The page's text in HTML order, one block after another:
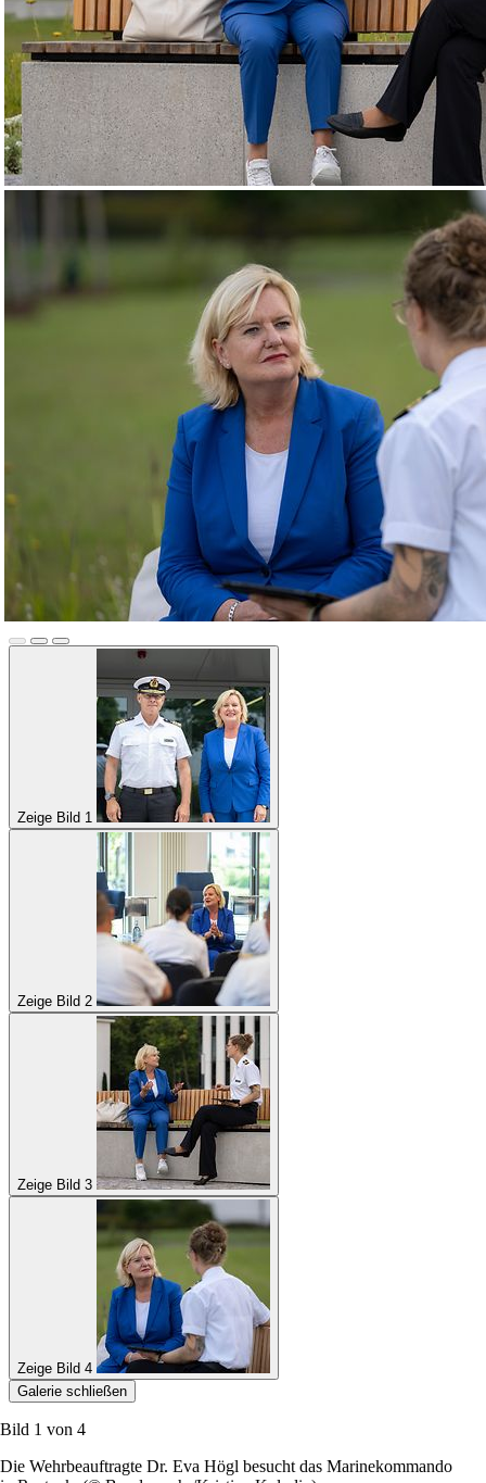
Zeige Bild 1
Zeige Bild 2
Zeige Bild 3
Zeige Bild 4
Galerie schließen
Bild 1 von 4
Die Wehrbeauftragte Dr. Eva Högl besucht das Marinekommando